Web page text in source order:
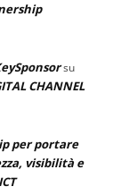
su
CHANNEL
per portare
visibilità e